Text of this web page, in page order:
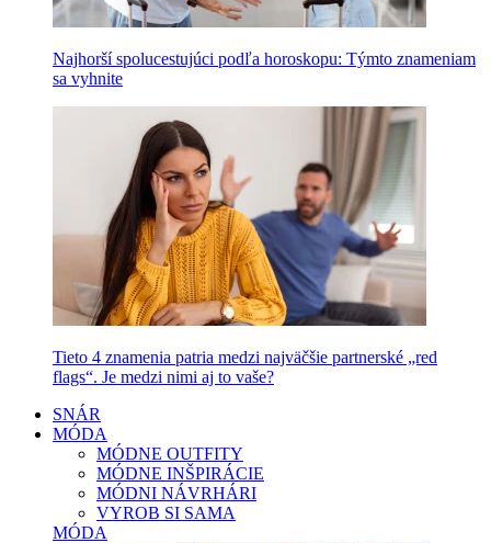
Najhorší spolucestujúci podľa horoskopu: Týmto znameniam
sa vyhnite
Tieto 4 znamenia patria medzi najväčšie partnerské „red
flags“. Je medzi nimi aj to vaše?
SNÁR
MÓDA
MÓDNE OUTFITY
MÓDNE INŠPIRÁCIE
MÓDNI NÁVRHÁRI
VYROB SI SAMA
MÓDA